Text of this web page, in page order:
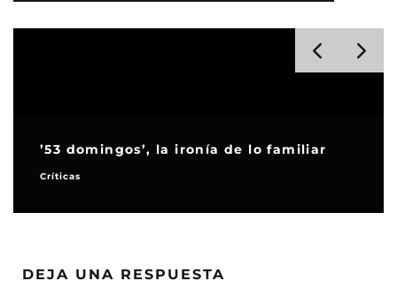
’53 domingos’, la ironía de lo familiar
Críticas
DEJA UNA RESPUESTA